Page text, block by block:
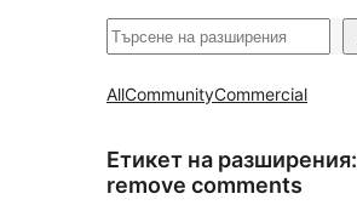
Търсене
AllCommunityCommercial
Етикет на разширения:
remove comments